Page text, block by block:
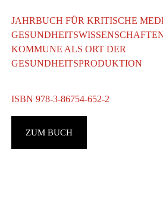
JAHRBUCH FÜR KRITISCHE
KOMMUNE ALS ORT DER
GESUNDHEITSPRODUKTION
ISBN 978-3-86754-652-2
ZUM BUCH